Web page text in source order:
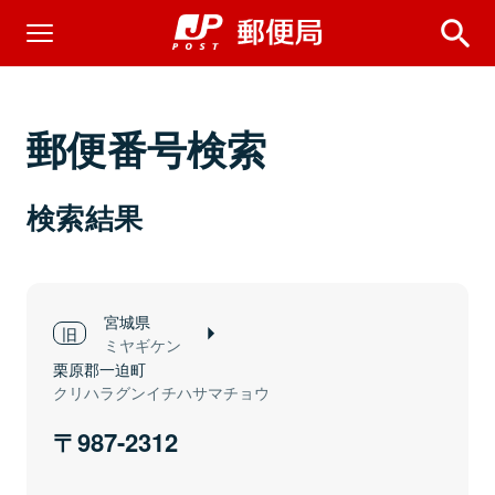
郵便番号検索
検索結果
宮城県
ミヤギケン
栗原郡一迫町
クリハラグンイチハサマチョウ
987-2312